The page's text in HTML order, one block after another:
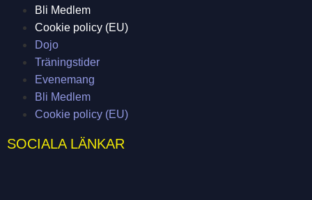
Bli Medlem
Cookie policy (EU)
Dojo
Träningstider
Evenemang
Bli Medlem
Cookie policy (EU)
SOCIALA LÄNKAR